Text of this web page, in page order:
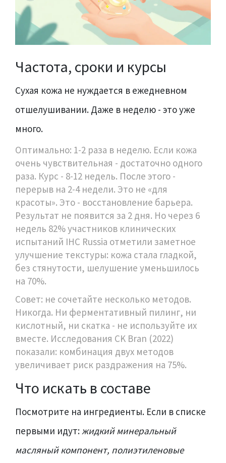
Частота, сроки и курсы
Сухая кожа не нуждается в ежедневном
отшелушивании. Даже в неделю - это уже
много.
Оптимально: 1-2 раза в неделю. Если кожа
очень чувствительная - достаточно одного
раза. Курс - 8-12 недель. После этого -
перерыв на 2-4 недели. Это не «для
красоты». Это - восстановление барьера.
Результат не появится за 2 дня. Но через 6
недель 82% участников клинических
испытаний IHС Russia отметили заметное
улучшение текстуры: кожа стала гладкой,
без стянутости, шелушение уменьшилось
на 70%.
Совет: не сочетайте несколько методов.
Никогда. Ни ферментативный пилинг, ни
кислотный, ни скатка - не используйте их
вместе. Исследования CK Bran (2022)
показали: комбинация двух методов
увеличивает риск раздражения на 75%.
Что искать в составе
Посмотрите на ингредиенты. Если в списке
первыми идут: жидкий минеральный
масляный компонент, полиэтиленовые